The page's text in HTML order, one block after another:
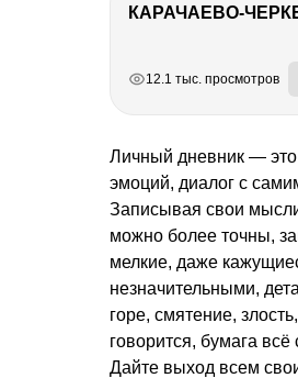
12.1 тыс. просмотров
Личный дневник — это
эмоций, диалог с
Записывая свои
можно более точны,
мелкие, даже
незначительными,
горе, смятение,
говорится, бумага всё
Дайте выход всем